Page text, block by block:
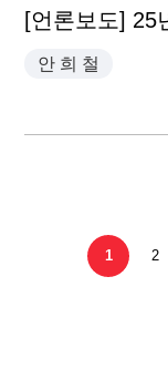
안 희 철
1 2